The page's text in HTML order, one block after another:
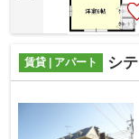
賃貸 | アパート シ